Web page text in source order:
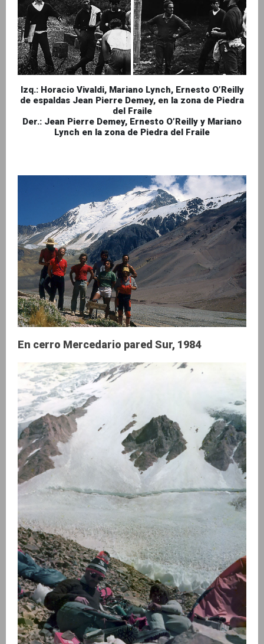
Izq.: Horacio Vivaldi, Mariano Lynch, Ernesto O’Reilly
de espaldas Jean Pierre Demey, en la zona de Piedra
del Fraile
Der.: Jean Pierre Demey, Ernesto O’Reilly y Mariano
Lynch en la zona de Piedra del Fraile
En cerro Mercedario pared Sur, 1984